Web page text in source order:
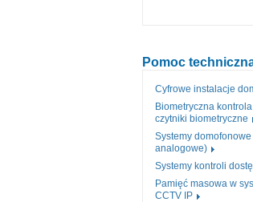
Pomoc
Cyfrowe instalacje
Biometryczna
czytniki biometryczne
Systemy
analogowe)
Systemy kontroli
Pamięć masowa w
CCTV IP